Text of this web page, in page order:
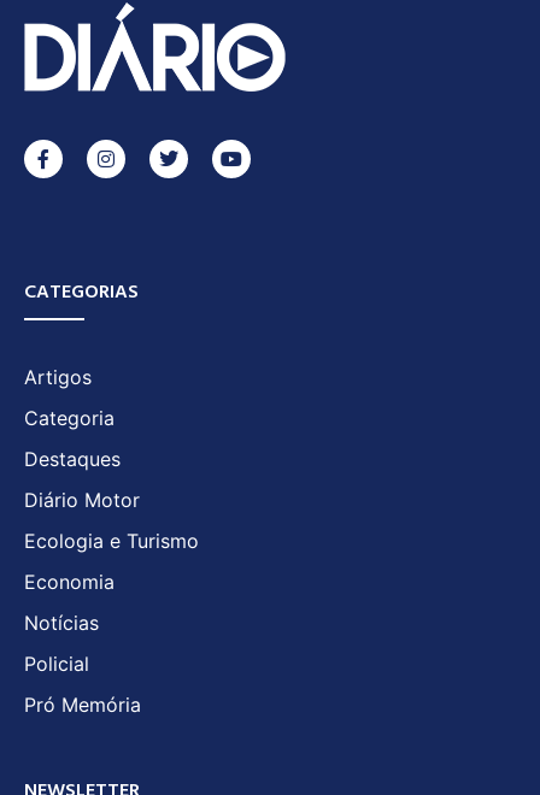
CATEGORIAS
Artigos
Categoria
Destaques
Diário Motor
Ecologia e Turismo
Economia
Notícias
Policial
Pró Memória